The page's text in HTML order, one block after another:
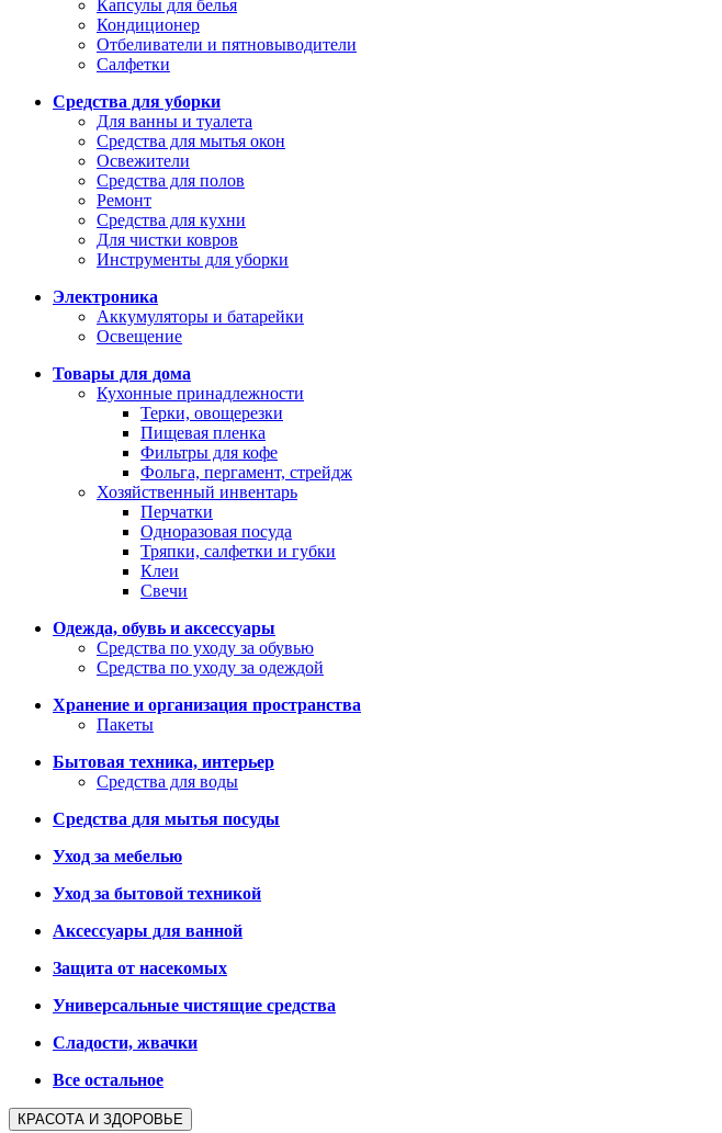
Капсулы для белья
Кондиционер
Отбеливатели и пятновыводители
Салфетки
Средства для уборки
Для ванны и туалета
Средства для мытья окон
Освежители
Средства для полов
Ремонт
Средства для кухни
Для чистки ковров
Инструменты для уборки
Электроника
Аккумуляторы и батарейки
Освещение
Товары для дома
Кухонные принадлежности
Терки, овощерезки
Пищевая пленка
Фильтры для кофе
Фольга, пергамент, стрейдж
Хозяйственный инвентарь
Перчатки
Одноразовая посуда
Тряпки, салфетки и губки
Клеи
Свечи
Одежда, обувь и аксессуары
Средства по уходу за обувью
Средства по уходу за одеждой
Хранение и организация пространства
Пакеты
Бытовая техника, интерьер
Средства для воды
Средства для мытья посуды
Уход за мебелью
Уход за бытовой техникой
Аксессуары для ванной
Защита от насекомых
Универсальные чистящие средства
Сладости, жвачки
Все остальное
КРАСОТА И ЗДОРОВЬЕ